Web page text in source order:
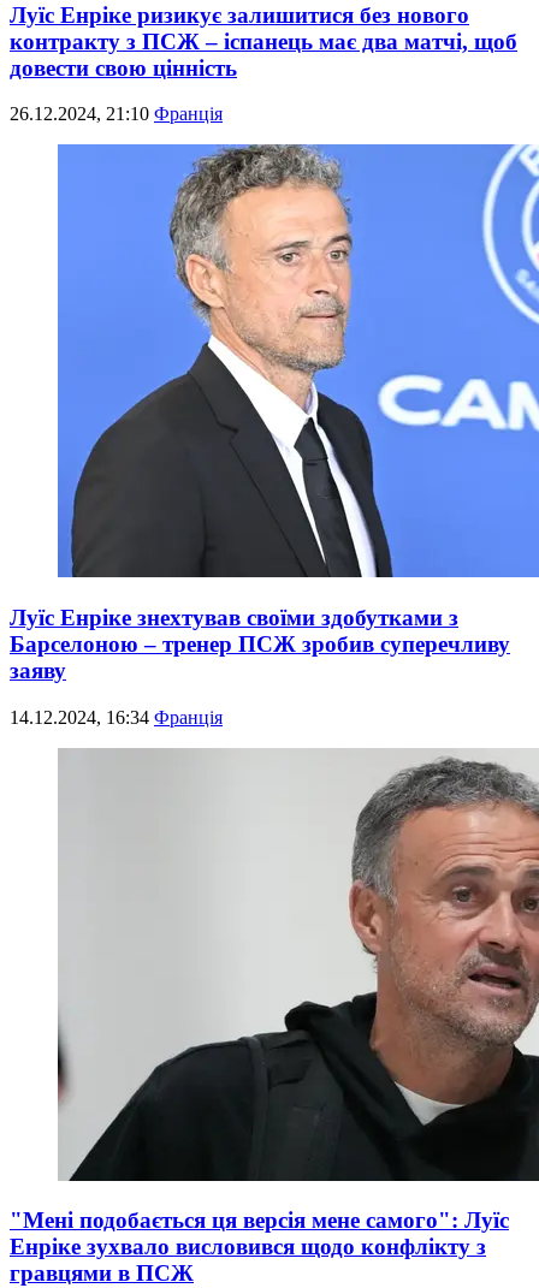
Луїс Енріке ризикує залишитися без нового
контракту з ПСЖ – іспанець має два матчі, щоб
довести свою цінність
26.12.2024, 21:10 Франція
Луїс Енріке знехтував своїми здобутками з
Барселоною – тренер ПСЖ зробив суперечливу
заяву
14.12.2024, 16:34 Франція
"Мені подобається ця версія мене самого": Луїс
Енріке зухвало висловився щодо конфлікту з
гравцями в ПСЖ